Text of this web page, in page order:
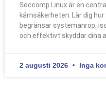
Seccomp Linux är en
kärnsäkerheten. Lär dig
begränsar systemanrop,
och effektivt skyddar dina
2 augusti 2026 Inga